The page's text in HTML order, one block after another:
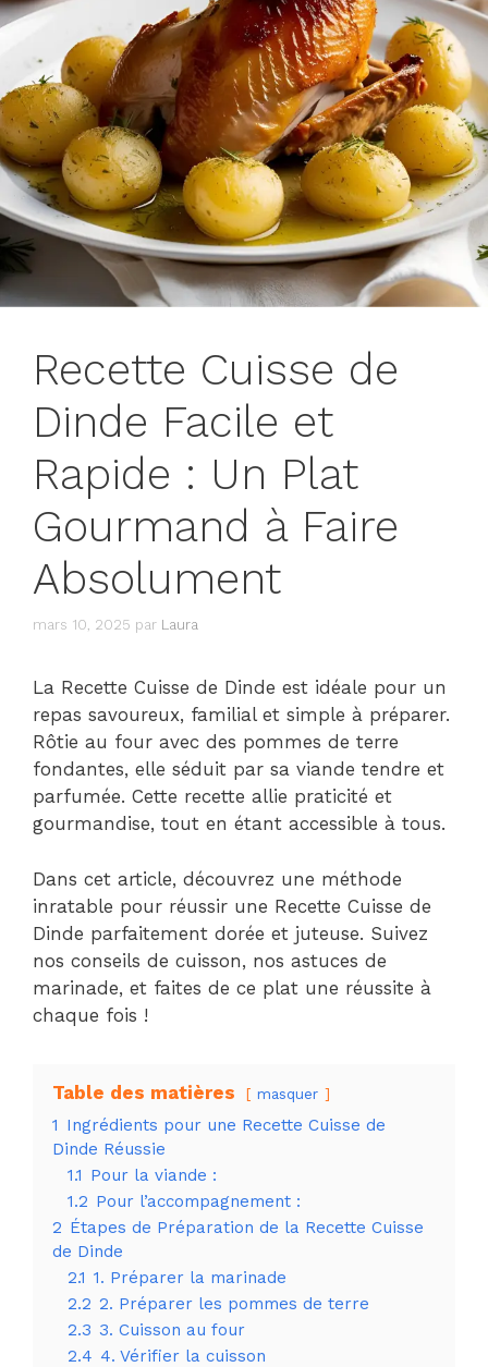
Recette Cuisse de
Dinde Facile et
Rapide : Un Plat
Gourmand à Faire
Absolument
mars 10, 2025 par Laura
La Recette Cuisse de Dinde est idéale pour un
repas savoureux, familial et simple à préparer.
Rôtie au four avec des pommes de terre
fondantes, elle séduit par sa viande tendre et
parfumée. Cette recette allie praticité et
gourmandise, tout en étant accessible à tous.
Dans cet article, découvrez une méthode
inratable pour réussir une Recette Cuisse de
Dinde parfaitement dorée et juteuse. Suivez
nos conseils de cuisson, nos astuces de
marinade, et faites de ce plat une réussite à
chaque fois !
Table des matières masquer
1 Ingrédients pour une Recette Cuisse de
Dinde Réussie
1.1 Pour la viande :
1.2 Pour l’accompagnement :
2 Étapes de Préparation de la Recette Cuisse
de Dinde
2.1 1. Préparer la marinade
2.2 2. Préparer les pommes de terre
2.3 3. Cuisson au four
2.4 4. Vérifier la cuisson